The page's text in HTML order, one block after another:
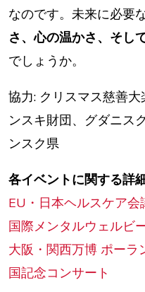
なのです。未来に必要
さ、心の温かさ、そし
でしょうか。
協力: クリスマス慈善
ンスキ財団、グダニス
ンスク県
各イベントに関する詳
EU・日本ヘルスケア会
国際メンタルウェルビ
大阪・関西万博 ポーラ
国記念コンサート